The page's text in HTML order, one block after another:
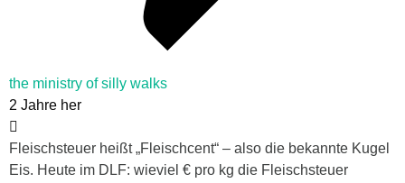
the ministry of silly walks
2 Jahre her
Fleischsteuer heißt „Fleischcent“ – also die bekannte Kugel
Eis. Heute im DLF: wieviel € pro kg die Fleischsteuer